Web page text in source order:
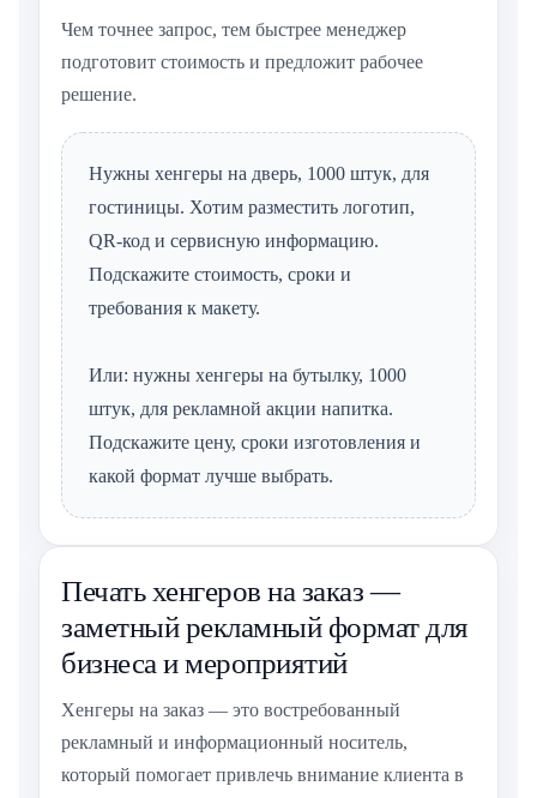
Чем точнее запрос, тем быстрее менеджер
подготовит стоимость и предложит рабочее
решение.
Нужны хенгеры на дверь, 1000 штук, для
гостиницы. Хотим разместить логотип,
QR-код и сервисную информацию.
Подскажите стоимость, сроки и
требования к макету.
Или: нужны хенгеры на бутылку, 1000
штук, для рекламной акции напитка.
Подскажите цену, сроки изготовления и
какой формат лучше выбрать.
Печать хенгеров на заказ —
заметный рекламный формат для
бизнеса и мероприятий
Хенгеры на заказ — это востребованный
рекламный и информационный носитель,
который помогает привлечь внимание клиента в